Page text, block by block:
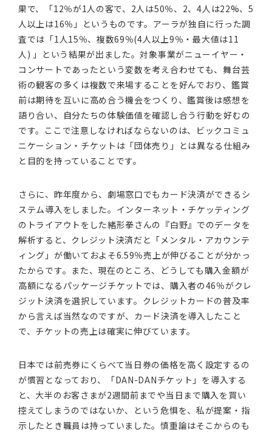
果で、「12％が1人の客で、2人は50％、2、4人は22%、5
人以上は16％」というものです。アーラが独自に行った調
査では「1人15％、複数69％(4人以上9％・最大値は11
人) 」という結果が出ました。対象事業がニューイヤー・
コンサートであったという変数を考え合わせても、舞台芸
術の観客の多くは複数で来場することを好んでおり、鑑賞
前は期待を互いに高め合う機会をつくり、鑑賞後は感想を
語り合い、自分たちの体験価値を確認し合う行動を好むの
です。ここで注意しなければならないのは、ビックコミュ
ニケーション・チケットは「団体売り」とは異なる仕組み
と目的を持っていることです。
さらに、昨年度から、劇場窓口でもカード決済ができるシ
ステム導入をしました。インターネット・チケッティング
のトライアウトをした緒形拳さんの『白野』でのデータを
解析すると、クレジット決済だと「メンタル・アカウンテ
ィング」が働いておよそ6.59％売上が伸びることが分かっ
たからです。また、現在のところ、どうしても購入金額が
高額になるパッケージチケットでは、購入者の46％がクレ
ジット決済を選択しています。クレジットカードの普及率
から言えば当然なのですが、カード決済を導入したこと
で、チケットの売上は確実に伸びています。
日本では前売券にくらべて当日券の価格を高く設定するの
が慣習となっており、「DAN-DANチケット」を導入する
と、大半のお客さまが2週間前までや当日まで購入を買い
控えてしまうのではないか、という危惧を、私が提案・指
示したとき職員は持っていました。慎重論はそこからのも